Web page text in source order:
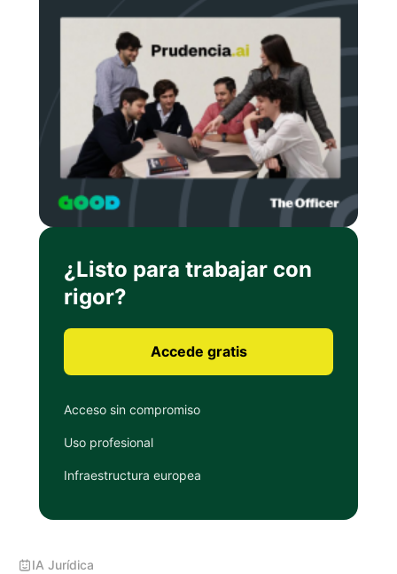
¿Listo para trabajar con
rigor?
Accede gratis
Acceso sin compromiso
Uso profesional
Infraestructura europea
IA Jurídica